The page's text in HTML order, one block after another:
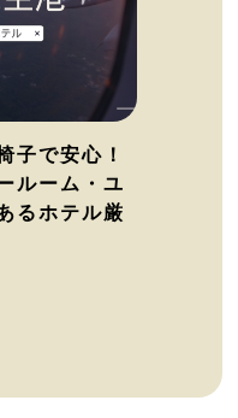
子で安心！
ルーム・ユ
るホテル厳